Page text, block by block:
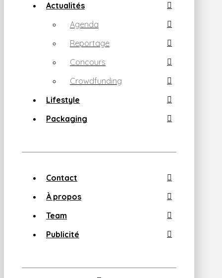
Actualités
Agenda
Reportage
Concours
Crowdfunding
Lifestyle
Packaging
Contact
À propos
Team
Publicité